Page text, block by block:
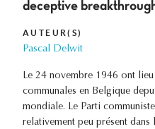
deceptive
AUTEUR(S)
Pascal Delwit
Le 24 novembre 1946 ont
communales en Belgique
mondiale. Le Parti
relativement peu présent dans